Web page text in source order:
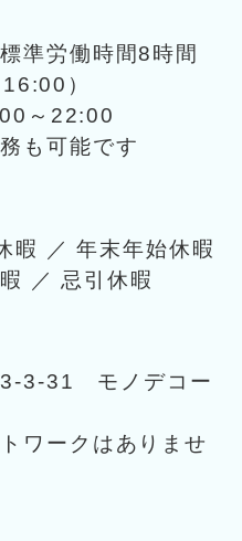
準労働時間8時間
）
～22:00
も可能です
暇 ／ 年末年始休暇
／ 忌引休暇
3-3-31 モノデコー
ワークはありませ